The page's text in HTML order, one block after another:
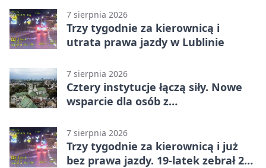
7 sierpnia 2026
Trzy tygodnie za kierownicą i
utrata prawa jazdy w Lublinie
7 sierpnia 2026
Cztery instytucje łączą siły. Nowe
wsparcie dla osób z
7 sierpnia 2026
Trzy tygodnie za kierownicą i już
bez prawa jazdy. 19-latek zebrał 23